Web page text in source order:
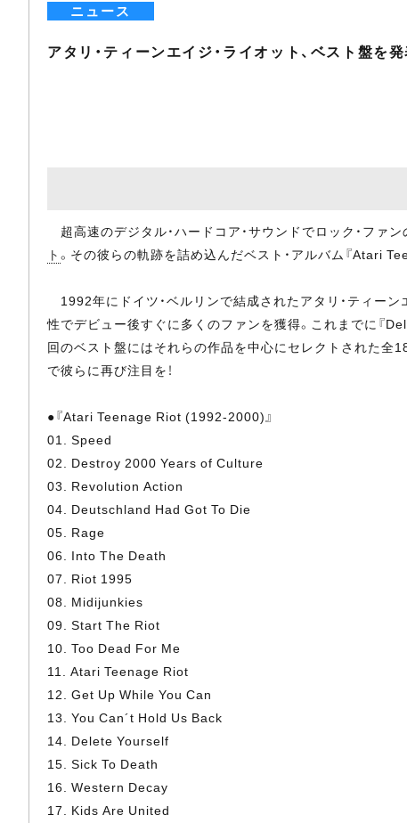
ニュース
アタリ・ティーンエイジ・ライオット、ベスト盤を
超高速のデジタル・ハードコア・サウンドでロック・ファ
ト 。その彼らの軌跡を詰め込んだベスト・アルバム『Atari
1992年にドイツ・ベルリンで結成されたアタリ・ティーン
性でデビュー後すぐに多くのファンを獲得。これまでに『
回のベスト盤にはそれらの作品を中心にセレクトされた全
で彼らに再び注目を！
●『Atari Teenage Riot (1992-2000)』
01. Speed
02. Destroy 2000 Years of Culture
03. Revolution Action
04. Deutschland Had Got To Die
05. Rage
06. Into The Death
07. Riot 1995
08. Midijunkies
09. Start The Riot
10. Too Dead For Me
11. Atari Teenage Riot
12. Get Up While You Can
13. You Can´t Hold Us Back
14. Delete Yourself
15. Sick To Death
16. Western Decay
17. Kids Are United